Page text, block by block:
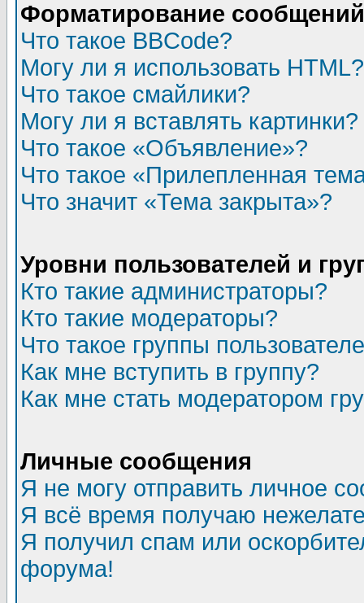
Форматирование
Что такое BBCode?
Могу ли я использовать HTML?
Что такое смайлики?
Могу ли я вставлять картинки?
Что такое «Объявление»?
Что такое «Прилепленная
Что значит «Тема закрыта»?
Уровни пользователей и
Кто такие администраторы?
Кто такие модераторы?
Что такое группы
Как мне вступить в группу?
Как мне стать модератором
Личные сообщения
Я не могу отправить личное
Я всё время получаю
Я получил спам или
форума!